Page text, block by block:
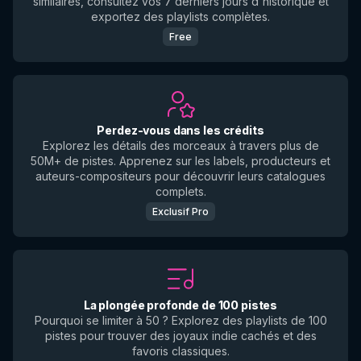
exportez des playlists complètes.
Free
Perdez-vous dans les crédits
Explorez les détails des morceaux à travers plus de
50M+ de pistes. Apprenez sur les labels, producteurs et
auteurs-compositeurs pour découvrir leurs catalogues
complets.
Exclusif Pro
La plongée profonde de 100 pistes
Pourquoi se limiter à 50 ? Explorez des playlists de 100
pistes pour trouver des joyaux indie cachés et des
favoris classiques.